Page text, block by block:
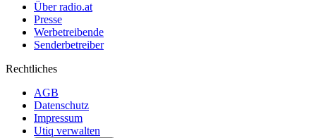
Über radio.at
Presse
Werbetreibende
Senderbetreiber
Rechtliches
AGB
Datenschutz
Impressum
Utiq verwalten